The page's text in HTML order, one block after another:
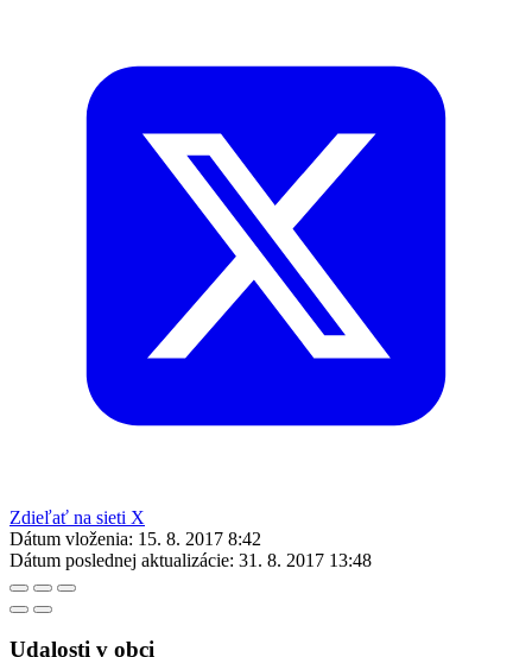
Zdieľať na sieti X
Dátum vloženia: 15. 8. 2017 8:42
Dátum poslednej aktualizácie: 31. 8. 2017 13:48
Udalosti v obci